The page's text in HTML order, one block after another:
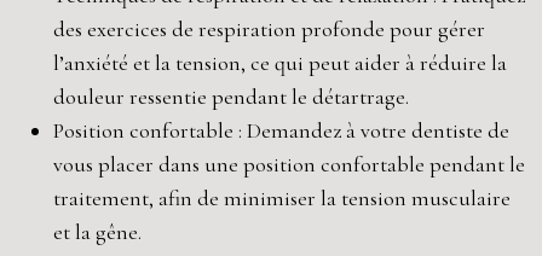
des exercices de respiration profonde pour gérer
l’anxiété et la tension, ce qui peut aider à réduire la
douleur ressentie pendant le détartrage.
Position confortable : Demandez à votre dentiste de
vous placer dans une position confortable pendant le
traitement, afin de minimiser la tension musculaire
et la gêne.